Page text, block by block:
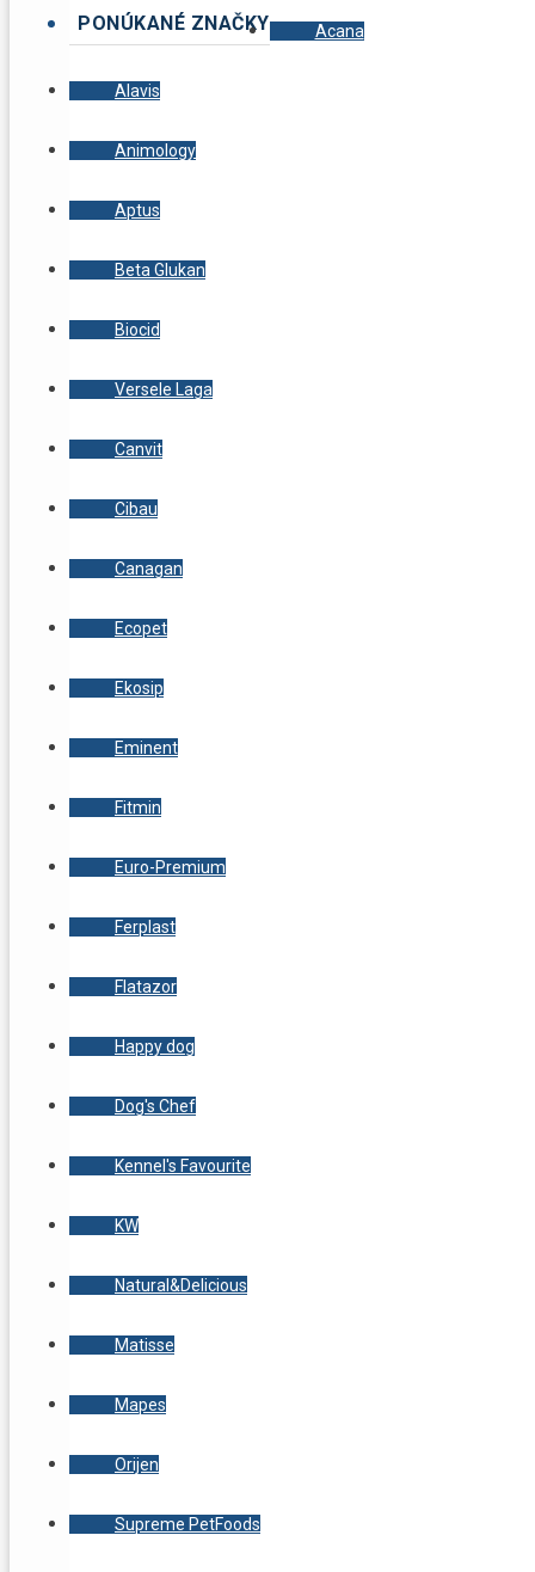
PONÚKANÉ ZNAČKY Acana
Alavis
Animology
Aptus
Beta Glukan
Biocid
Versele Laga
Canvit
Cibau
Canagan
Ecopet
Ekosip
Eminent
Fitmin
Euro-Premium
Ferplast
Flatazor
Happy dog
Dog's Chef
Kennel's Favourite
KW
Natural&Delicious
Matisse
Mapes
Orijen
Supreme PetFoods